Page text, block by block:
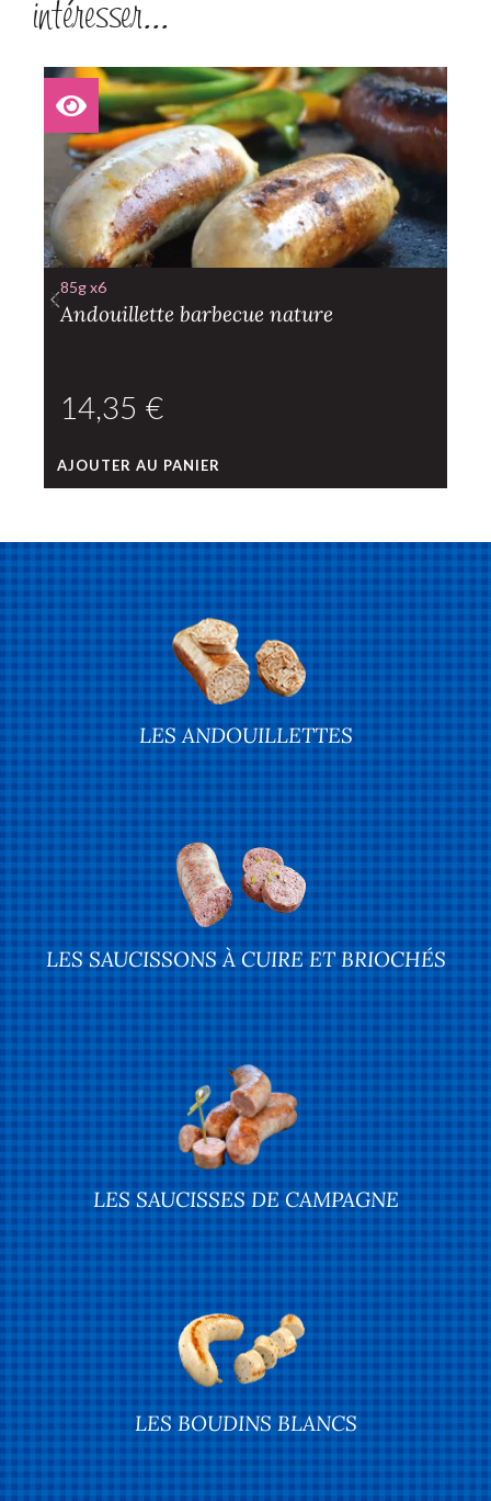
intéresser...
85g x6
Andouillette barbecue nature
€
AJOUTER AU PANIER
LES ANDOUILLETTES
LES SAUCISSONS À CUIRE ET BRIOCHÉS
LES SAUCISSES DE CAMPAGNE
LES BOUDINS BLANCS